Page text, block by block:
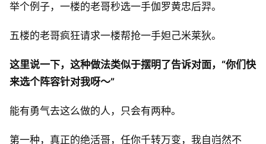
举个例子，一楼的老哥秒选一手伽罗黄忠后羿。
五楼的老哥疯狂请求一楼帮抢一手妲己米莱狄。
这里说一下，这种做法类似于摆明了告诉对面，“你们快
来选个阵容针对我呀～”
能有勇气去这么做的人，只会有两种。
第一种，真正的绝活哥，任你千转万变，我自岿然不